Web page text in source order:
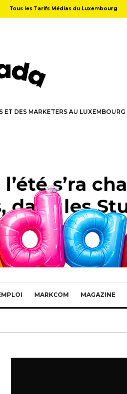
Tous les Tarifs Médias du Luxembourg
ET DES MARKETERS AU LUXEMBOURG
MARKCOM MAGAZINE